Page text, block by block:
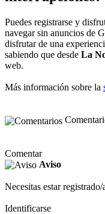
Puedes registrarse y
navegar sin anuncios de
disfrutar de una
sabiendo que desde La
web.
Más información sobre la
Comentar
Aviso
Necesitas estar
Identificarse